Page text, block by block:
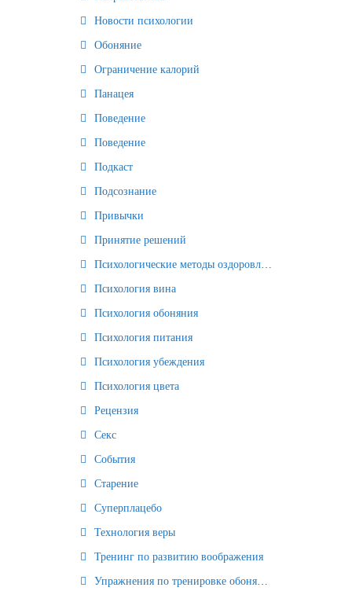
Новости психологии
Обоняние
Ограничение калорий
Панацея
Поведение
Поведение
Подкаст
Подсознание
Привычки
Принятие решений
Психологические методы оздоровления и омоложения
Психология вина
Психология обоняния
Психология питания
Психология убеждения
Психология цвета
Рецензия
Секс
События
Старение
Суперплацебо
Технология веры
Тренинг по развитию воображения
Упражнения по тренировке обоняния